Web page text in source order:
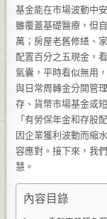
基金能在市場波動中
雖覆蓋基礎醫療，但
萬；房屋老舊修繕、
配置百分之五現金，
氣囊，平時看似無用
與日常周轉金分開管
存、貨幣市場基金或
「有勞保年金和存股
因企業獲利波動而縮
容應對。接下來，我
慧。
內容目錄